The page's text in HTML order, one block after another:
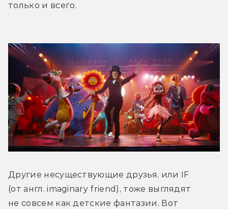
только и всего.
Другие несуществующие друзья, или IF
(от англ. imaginary friend), тоже выглядят
не совсем как детские фантазии. Вот